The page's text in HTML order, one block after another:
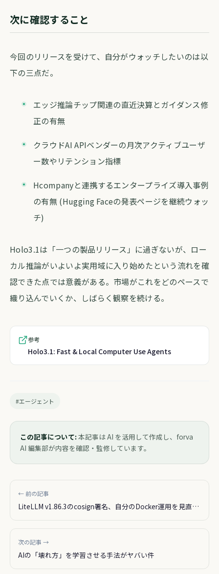
次に確認すること
今回のリリースを受けて、自分がウォッチしたいのは以
下の三点だ。
エッジ推論チップ関連の直近決算とガイダンス修
正の有無
クラウドAI APIベンダーの月次アクティブユーザ
ー数やリテンション指標
Hcompanyと連携するエンタープライズ導入事例
の有無 (Hugging Faceの発表ページを継続ウォッ
チ)
Holo3.1は「一つの製品リリース」に過ぎないが、ロー
カル推論がいよいよ実用域に入り始めたという流れを確
認できた点では意義がある。市場がこれをどのペースで
織り込んでいくか、しばらく観察を続ける。
参考
Holo3.1: Fast & Local Computer Use Agents
#エージェント
この記事について: 本記事は AI を活用して作成し、forva
AI 編集部が内容を確認・監修しています。
← 前の記事
LiteLLM v1.86.3のcosign署名、自分のDocker運用を見直し
た
次の記事 →
AIの「壊れ方」を学習させる手法がヤバい件